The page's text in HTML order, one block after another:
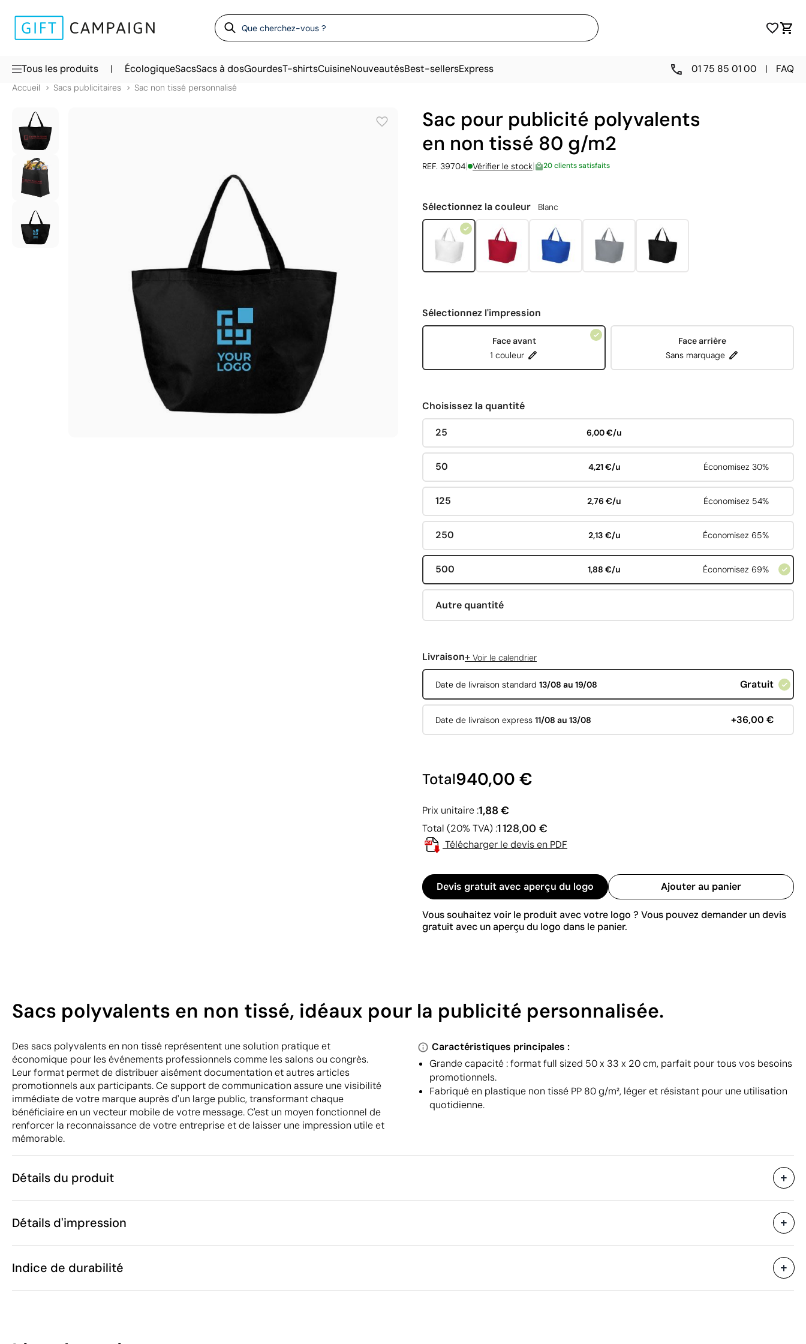
Tous les produits | ÉcologiqueSacsSacs à dosGourdesT-shirtsCuisineNouveautésBest-sellersExpress 01 75 85 01 00 | FAQ
Accueil Sacs publicitaires Sac non tissé personnalisé
Sac pour publicité polyvalents
en non tissé 80 g/m2
REF. 39704| Vérifier le stock| 20 clients satisfaits
Sélectionnez la couleur Blanc
Sélectionnez l'impression
Face avant
1 couleur
Face arrière
Sans marquage
Choisissez la quantité
25 6,00 €/u
50 4,21 €/u Économisez 30%
125 2,76 €/u Économisez 54%
250 2,13 €/u Économisez 65%
500 1,88 €/u Économisez 69%
Autre quantité
Livraison+ Voir le calendrier
Date de livraison standard 13/08 au 19/08 Gratuit
Date de livraison express 11/08 au 13/08 +36,00 €
Total940,00 €
Prix unitaire :1,88 €
Total (20% TVA) :1 128,00 €
Télécharger le devis en PDF
Devis gratuit avec aperçu du logo Ajouter au panier
Vous souhaitez voir le produit avec votre logo ? Vous pouvez demander un devis
gratuit avec un aperçu du logo dans le panier.
Sacs polyvalents en non tissé, idéaux pour la publicité personnalisée.
Des sacs polyvalents en non tissé représentent une solution pratique et
économique pour les événements professionnels comme les salons ou congrès.
Leur format permet de distribuer aisément documentation et autres articles
promotionnels aux participants. Ce support de communication assure une visibilité
immédiate de votre marque auprès d'un large public, transformant chaque
bénéficiaire en un vecteur mobile de votre message. C'est un moyen fonctionnel de
renforcer la reconnaissance de votre entreprise et de laisser une impression utile et
mémorable.
Caractéristiques principales :
Grande capacité : format full sized 50 x 33 x 20 cm, parfait pour tous vos besoins
promotionnels.
Fabriqué en plastique non tissé PP 80 g/m², léger et résistant pour une utilisation
quotidienne.
Détails du produit
Caractéristiques
Code du produit
Poids
Matière
PP plastique non tissé (80 g/m²)
Emballage
Quantité par boîte
300 unités
Détails d'impression
Indice de durabilité